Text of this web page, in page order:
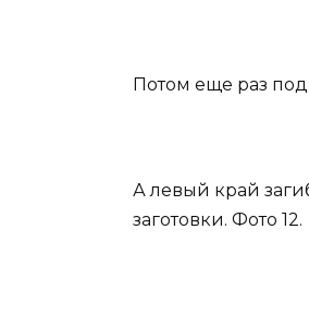
Потом еще раз
А левый край
заготовки. Фото 12.